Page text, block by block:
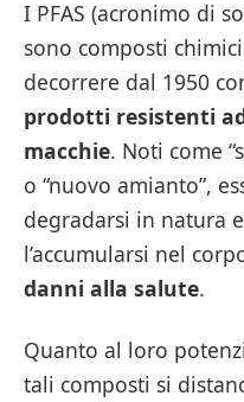
I PFAS (acronimo di
sono composti
decorrere dal 1950
prodotti resistenti
macchie. Noti come
o “nuovo amianto”,
degradarsi in natura
l’accumularsi nel
danni alla salute.
Quanto al loro
tali composti si